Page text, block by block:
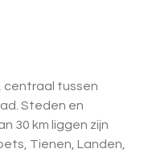
centraal tussen
Steden en
30 km liggen zijn
Tienen, Landen,